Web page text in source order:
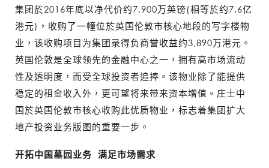
集团於2016年底以净代价约7,900万英镑(相等於约7.6亿
港元)，收购了一幢位於英国伦敦市核心地段的写字楼物
业，该收购项目为集团录得负商誉收益约3,890万港元。
英国伦敦是全球领先的金融中心之一，拥有高市场流动
性及透明度，而受全球投资者追捧。该物业除了能提供
稳定的租金收入外，更可望将来带来资本增值。庄士中
国於英国伦敦市核心收购此优质物业，标志着集团扩大
地产投资业务版图的重要一步。
开拓中国墓园业务 满足市场需求